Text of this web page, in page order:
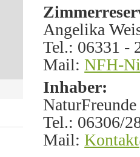
Angelika
Tel.: 06331 -
Mail:NFH-
Inhaber:
Tel.: 06306/
Mail: